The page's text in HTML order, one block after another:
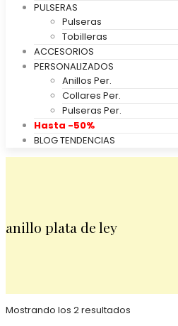
PULSERAS
Pulseras
Tobilleras
ACCESORIOS
PERSONALIZADOS
Anillos Per.
Collares Per.
Pulseras Per.
Hasta -50%
BLOG TENDENCIAS
anillo plata de ley
Mostrando los 2 resultados